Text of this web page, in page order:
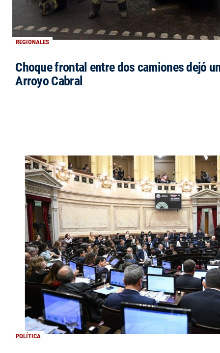
REGIONALES
Choque frontal entre dos camiones dejó
Arroyo Cabral
POLÍTICA